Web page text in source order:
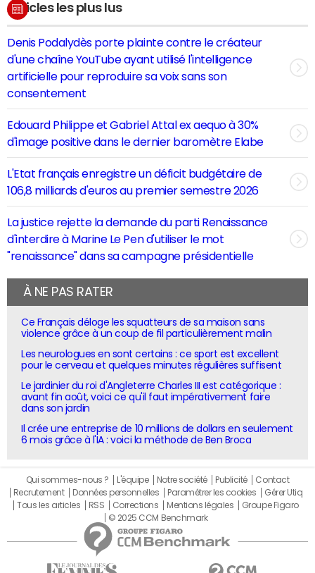
Articles les plus lus
Denis Podalydès porte plainte contre le créateur
d'une chaîne YouTube ayant utilisé l'intelligence
artificielle pour reproduire sa voix sans son
consentement
Edouard Philippe et Gabriel Attal ex aequo à 30%
d'image positive dans le dernier baromètre Elabe
L'Etat français enregistre un déficit budgétaire de
106,8 milliards d'euros au premier semestre 2026
La justice rejette la demande du parti Renaissance
d'interdire à Marine Le Pen d'utiliser le mot
"renaissance" dans sa campagne présidentielle
À NE PAS RATER
Ce Français déloge les squatteurs de sa maison sans
violence grâce à un coup de fil particulièrement malin
Les neurologues en sont certains : ce sport est excellent
pour le cerveau et quelques minutes régulières suffisent
Le jardinier du roi d'Angleterre Charles III est catégorique :
avant fin août, voici ce qu'il faut impérativement faire
dans son jardin
Il crée une entreprise de 10 millions de dollars en seulement
6 mois grâce à l'IA : voici la méthode de Ben Broca
Qui sommes-nous ? L'équipe Notre société Publicité
Contact
Recrutement
Données personnelles Paramétrer les cookies
Gérer Utiq
Tous les articles
RSS Corrections Mentions légales
Groupe Figaro
© 2025 CCM Benchmark